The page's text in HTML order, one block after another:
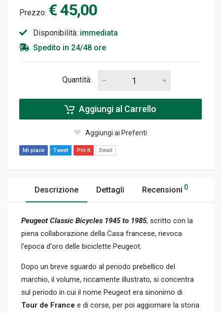
Prezzo: € 45,00
Disponibilità: immediata
Spedito in 24/48 ore
Quantità:
Aggiungi al Carrello
Aggiungi ai Preferiti
Mi piace Tweet Pin It Email
Descrizione Dettagli Recensioni 0
Peugeot Classic Bicycles 1945 to 1985, scritto con la
piena collaborazione della Casa francese, rievoca
l'epoca d'oro delle biciclette Peugeot.
Dopo un breve sguardo al periodo prebellico del
marchio, il volume, riccamente illustrato, si concentra
sul periodo in cui il nome Peugeot era sinonimo di
Tour de France e di corse, per poi aggiornare la storia